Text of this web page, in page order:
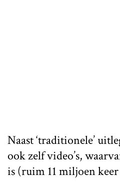
Naast ‘traditionele’
ook zelf video’s,
is (ruim 11 miljoen